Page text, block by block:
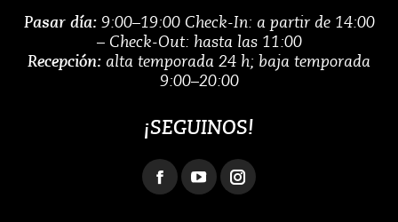
Pasar día:9:00–19:00 Check-In: a partir de 14:00
– Check-Out: hasta las 11:00
Recepción: alta temporada 24 h; baja temporada
9:00–20:00
¡SEGUINOS!
FacebookYouTubeInstagram